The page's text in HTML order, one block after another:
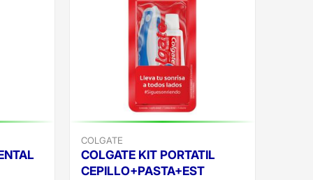
COLGATE
COLGATE KIT PORTATIL
CEPILLO+PASTA+EST